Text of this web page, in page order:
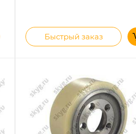
Быстрый заказ